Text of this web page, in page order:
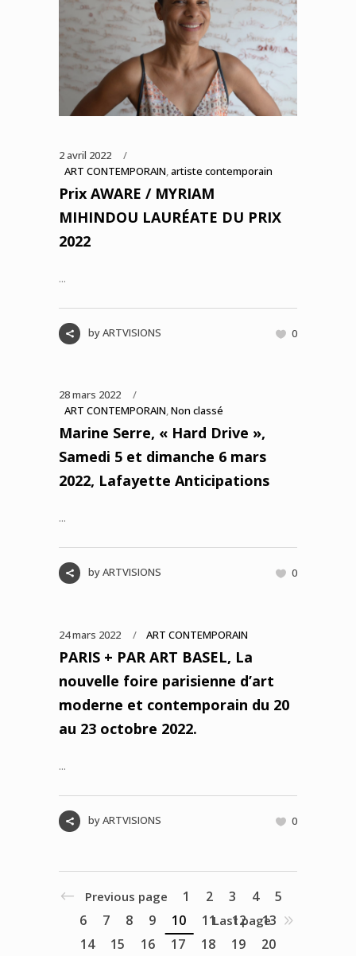
2 avril 2022
ART CONTEMPORAIN artiste contemporain
Prix AWARE / MYRIAM
MIHINDOU LAURÉATE DU PRIX
2022
...
byARTVISIONS 0
28 mars 2022
ART CONTEMPORAIN,Non classé
Marine Serre, « Hard Drive »,
Samedi 5 et dimanche 6 mars
2022, Lafayette Anticipations
...
byARTVISIONS 0
24 mars 2022 ART CONTEMPORAIN
PARIS + PAR ART BASEL, La
nouvelle foire parisienne d’art
moderne et contemporain du 20
au 23 octobre 2022.
...
byARTVISIONS 0
Previous page 1 2 3 4
5
6
7 8 9 10 11 12
13
14
15 16 17 18 19
20
Last page